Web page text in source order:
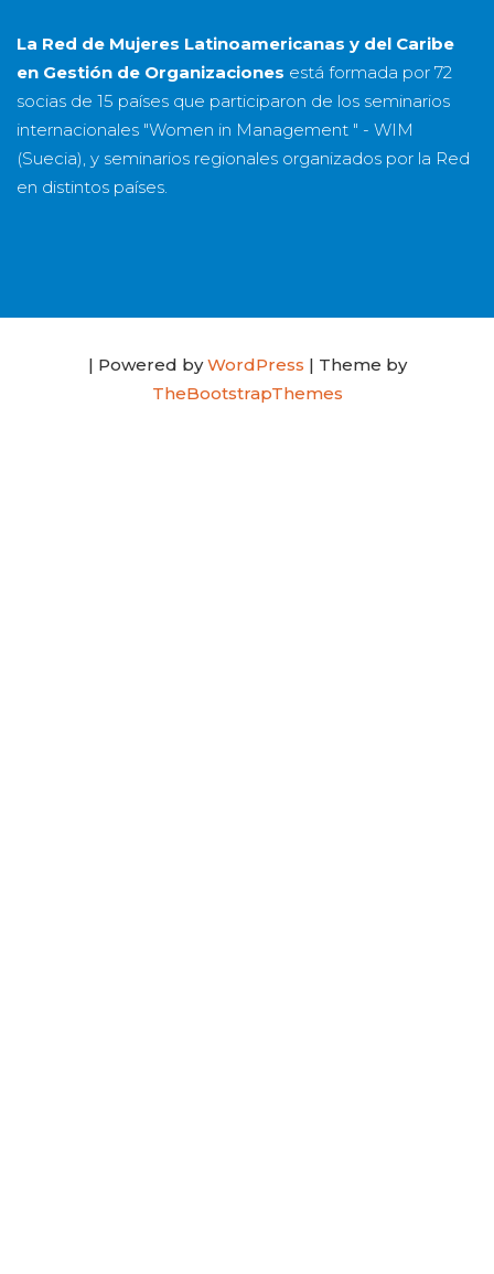
La Red de Mujeres Latinoamericanas y del Caribe
en Gestión de Organizaciones está formada por 72
socias de 15 países que participaron de los seminarios
internacionales "Women in Management " - WIM
(Suecia), y seminarios regionales organizados por la Red
en distintos países.
| Powered byWordPress | Theme by
TheBootstrapThemes